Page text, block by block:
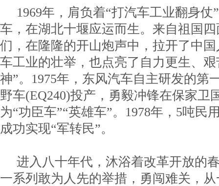
1969年，肩负着“打汽车工业翻身仗
车，在湖北十堰应运而生。来自祖国
们，在隆隆的开山炮声中，拉开了中
车工业的壮举，也点亮了自力更生、
神”。1975年，东风汽车自主研发的第
野车(EQ240)投产，勇毅冲锋在保家卫
为“功臣车”“英雄车”。1978年，5吨民
成功实现“军转民”。
进入八十年代，沐浴着改革开放的
一系列敢为人先的举措，勇闯难关，